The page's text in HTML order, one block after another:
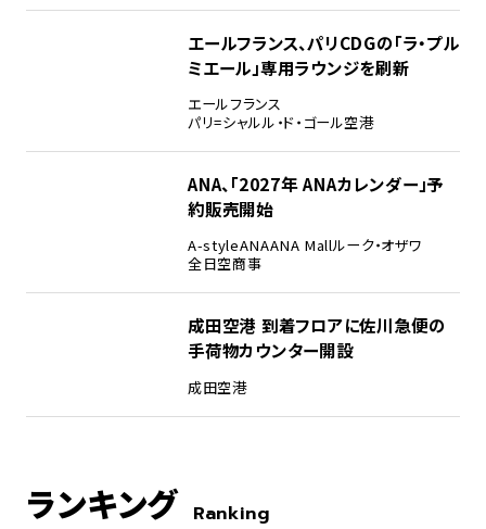
エールフランス、パリCDGの「ラ・プル
ミエール」専用ラウンジを刷新
エールフランス
パリ=シャルル・ド・ゴール空港
ANA、「2027年 ANAカレンダー」予
約販売開始
A-styleANAANA Mallルーク・オザワ
全日空商事
成田空港 到着フロアに佐川急便の
手荷物カウンター開設
成田空港
ランキング Ranking